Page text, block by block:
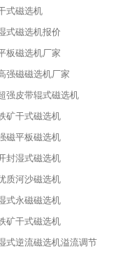
式磁选机
式磁选机报价
板磁选机厂家
强磁磁选机厂家
强皮带辊式磁选机
矿干式磁选机
磁平板磁选机
封湿式磁选机
质河沙磁选机
式永磁磁选机
矿干式磁选机
式逆流磁选机溢流调节